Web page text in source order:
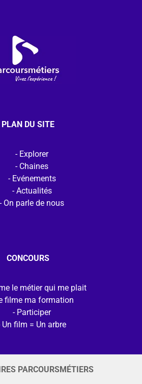
PLAN DU SITE
Explorer
Chaines
Evénements
Actualités
On parle de nous
CONCOURS
le métier qui me plait
filme ma formation
Participer
Un film = Un arbre
PARCOURSMÉTIERS